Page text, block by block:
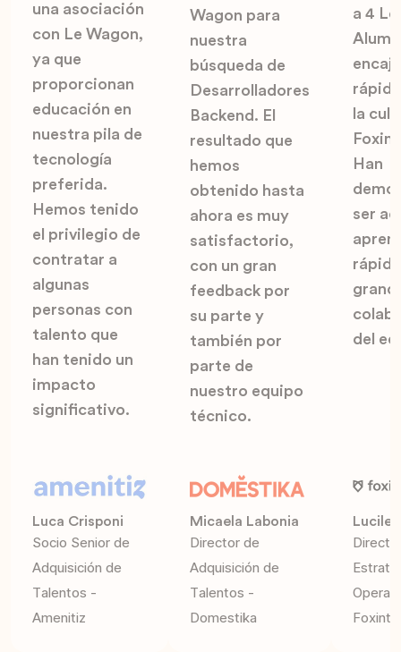
una asociación
con Le Wagon,
ya que
proporcionan
educación en
nuestra pila de
tecnología
preferida.
Hemos tenido
el privilegio de
contratar a
algunas
personas con
talento que
han tenido un
impacto
significativo.
Luca Crisponi
Socio Senior de
Adquisición de
Talentos -
Amenitiz
Wagon para
nuestra
búsqueda de
Desarrolladores
Backend. El
resultado que
hemos
obtenido hasta
ahora es muy
satisfactorio,
con un gran
feedback por
su parte y
también por
parte de
nuestro equipo
técnico.
Micaela Labonia
Director de
Adquisición de
Talentos -
Domestika
a 4
la
Han
ser
del
Lucile